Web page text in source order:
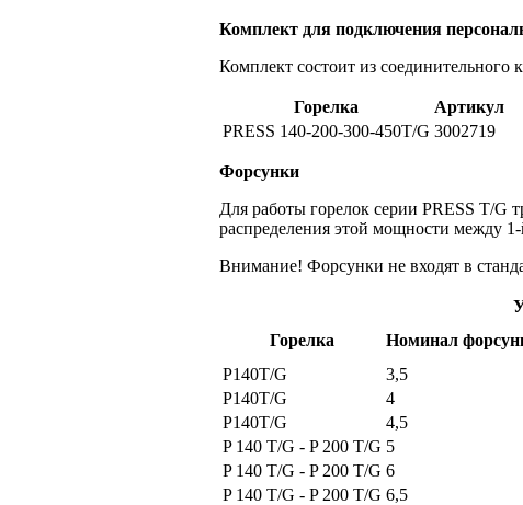
Комплект для подключения
Комплект состоит из
Горелка
Артикул
PRESS 140-200-300-450T/G 3002719
Форсунки
Для работы горелок серии PRESS T/G
распределения этой мощности между
Внимание! Форсунки не входят в
Горелка
Номинал
P140T/G
3,5
P140T/G
4
P140T/G
4,5
P 140 T/G - P 200 T/G 5
P 140 T/G - P 200 T/G 6
P 140 T/G - P 200 T/G 6,5